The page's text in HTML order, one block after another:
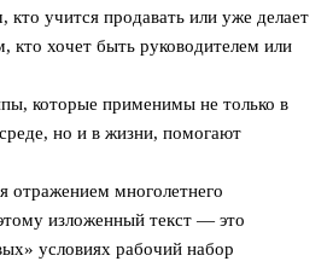
кто учится продавать или уже делает
кто хочет быть руководителем или
которые применимы не только в
но и в жизни, помогают
отражением многолетнего
изложенный текст — это
условиях рабочий набор